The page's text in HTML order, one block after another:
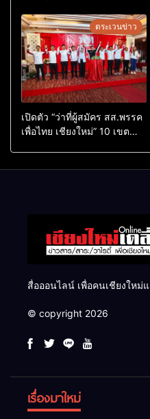
ตระเวนข่าว
เปิดตัว “ว่าที่ผู้สมัคร สส.พรรค
เพื่อไทย เชียงใหม่” 10 เขต
สื่อออนไลน์ เพื่อคนเชียงใหม่
© copyright 2026
เรื่องมาใหม่